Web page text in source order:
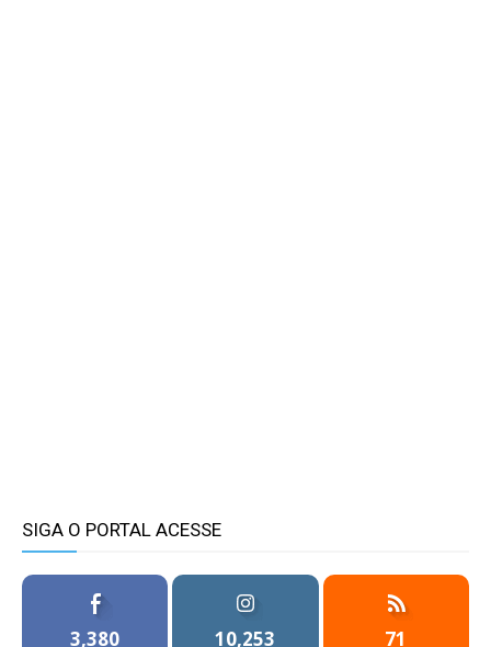
SIGA O PORTAL ACESSE
3,380 10,253 71